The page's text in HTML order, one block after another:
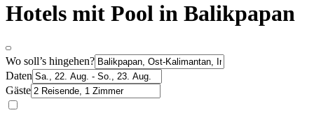
Hotels mit Pool in Balikpapan
Wo soll’s hingehen?
Daten
Gäste